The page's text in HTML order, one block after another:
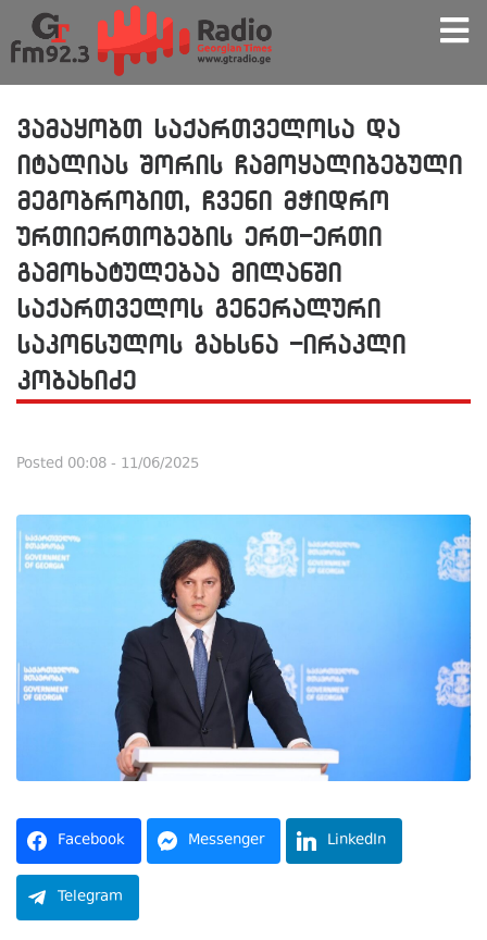
ვამაყობთ საქართველოსა და
იტალიას შორის ჩამოყალიბებული
მეგობრობით, ჩვენი მჭიდრო
ურთიერთობების ერთ-ერთი
გამოხატულებაა მილანში
საქართველოს გენერალური
საკონსულოს გახსნა -ირაკლი
კობახიძე
Posted 00:08 - 11/06/2025
Facebook Messenger LinkedIn
Telegram